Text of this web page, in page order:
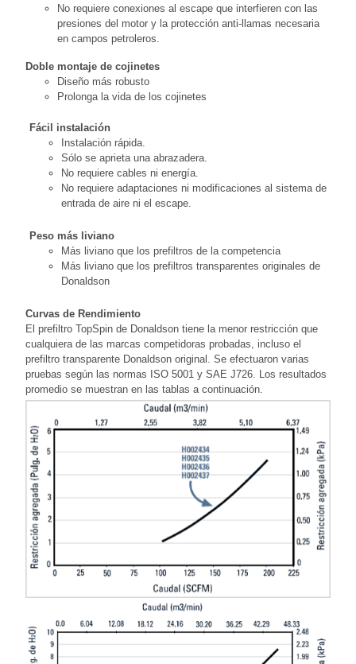
No requiere conexiones al escape que interfieren con las
presiones del motor y la protección anti-llamas necesaria
en campos petroleros.
Doble montaje de cojinetes
Diseño más robusto
Prolonga la vida de los cojinetes
Fácil instalación
Instalación rápida.
Sólo se aprieta una abrazadera.
No requiere cables ni energía.
No requiere adaptaciones ni modificaciones al sistema de
entrada de aire ni el escape.
Peso más liviano
Más liviano que los prefiltros de la competencia
Más liviano que los prefiltros transparentes originales de
Donaldson
Curvas de Rendimiento
El prefiltro TopSpin de Donaldson tiene la menor restricción que
cualquiera de las marcas competidoras probadas, incluso el
prefiltro transparente Donaldson original. Se efectuaron varias
pruebas según las normas ISO 5001 y SAE J726. Los resultados
promedio se muestran en las tablas a continuación.